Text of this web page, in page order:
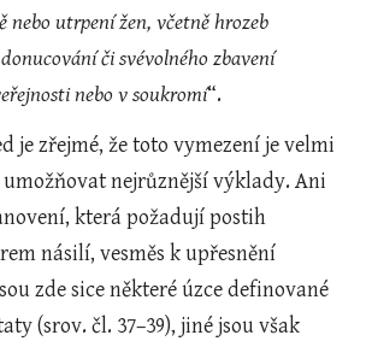
nebo utrpení žen, včetně hrozeb
či svévolného zbavení
nebo v soukromí“.
je zřejmé, že toto vymezení je velmi
umožňovat nejrůznější výklady. Ani
která požadují postih
násilí, vesměs k upřesnění
zde sice některé úzce definované
(srov. čl. 37–39), jiné jsou však